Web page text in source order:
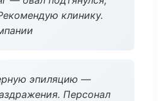
клинику.
эпиляцию —
Персонал